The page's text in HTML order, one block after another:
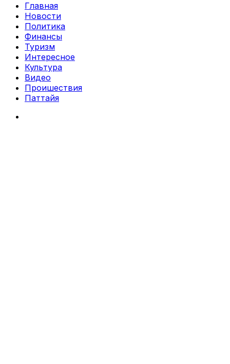
Главная
Новости
Политика
Финансы
Туризм
Интересное
Культура
Видео
Проишествия
Паттайя